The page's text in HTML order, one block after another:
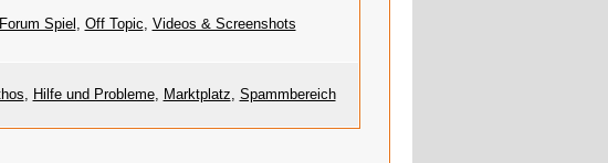
Forum Spiel , Off Topic, Videos & Screenshots
, Hilfe und Probleme, Marktplatz, Spammbereich